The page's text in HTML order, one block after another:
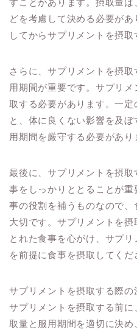
すことがあります。摂取量
どを考慮して決める必要が
してからサプリメントを摂取
さらに、サプリメントを摂
用期間が重要です。サプリ
取する必要があります。一
と、体に良くない影響を及
用期間を厳守する必要があり
最後に、サプリメントを摂
事をしっかりととることが
事の役割を補うものなので
大切です。サプリメントを
とれた食事を心がけ、サプ
を前提に食事を摂取してくだ
サプリメントを摂取する際の
サプリメントを摂取する前
取量と服用期間を適切に決